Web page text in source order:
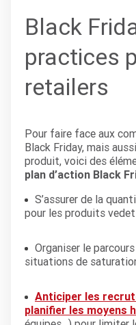
Black
practices p
retailers
Pour faire face aux
Black Friday, mais
produit, voici des
plan d’action Black
S’assurer de la
pour les produits
Organiser le
situations de
Anticiper les
planifier les moyens